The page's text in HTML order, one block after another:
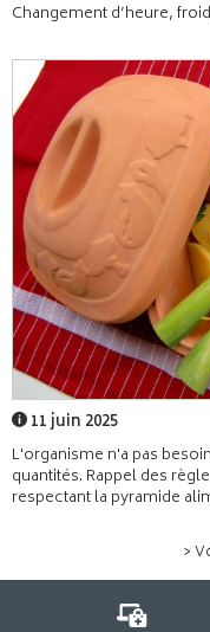
Changement d’heure,
11 juin 2025
L'organisme n'a pas
quantités. Rappel des
respectant la pyramide
>